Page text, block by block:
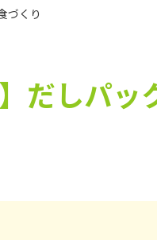
づくり
だしパッ